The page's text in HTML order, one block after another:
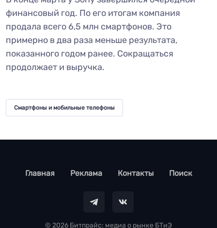
финансовый год. По его итогам компания
продала всего 6,5 млн смартфонов. Это
примерно в два раза меньше результата,
показанного годом ранее. Сокращаться
продолжает и выручка.
Смартфоны и мобильные телефоны
footer
Главная Реклама Контакты Поиск
© 2026 Битпрайс: медиа о рынке БТиЭ